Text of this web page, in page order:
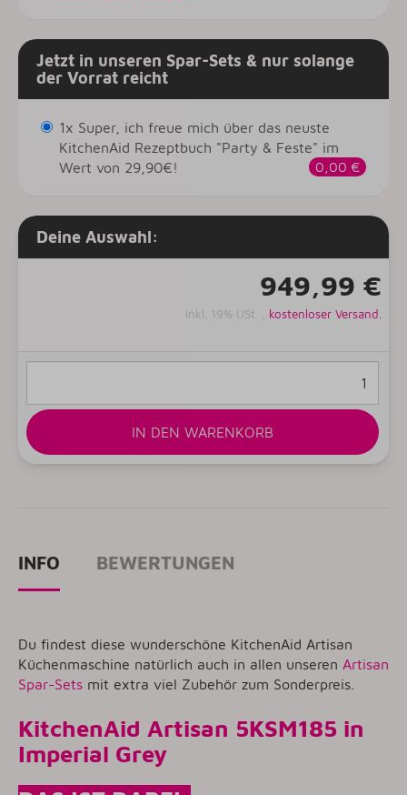
Jetzt in unseren Spar-Sets & nur solange
der Vorrat reicht
1x Super, ich freue mich über das neuste
KitchenAid Rezeptbuch "Party & Feste" im
Wert von 29,90€!
0,00 €
Deine Auswahl:
949,99 €
inkl. 19% USt. , kostenloser Versand.
IN DEN WARENKORB
INFO BEWERTUNGEN
Du findest diese wunderschöne KitchenAid Artisan
Küchenmaschine natürlich auch in allen unseren Artisan
Spar-Sets mit extra viel Zubehör zum Sonderpreis.
KitchenAid Artisan 5KSM185 in
Imperial Grey